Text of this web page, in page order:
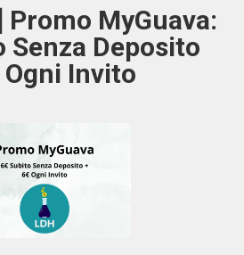
Promo MyGuava:
Senza Deposito
Ogni Invito